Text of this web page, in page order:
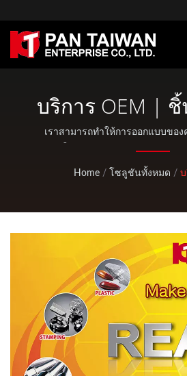
บริการ OEM |
กลึงและมิลลิ่ง
ชิ้นส่วนจักรยาน
Taiwan
เราสามารถทำให้การออกแบบขอ
Taiwan ให้บริการ OEM / ODM เช่น
หล่อแบบ, การตีขึ้นรูป, การกลึง CNC,
ส่วนจักรยานและกิจกรรมกลาง
Home / โซลูชันทั้งหมด / บ